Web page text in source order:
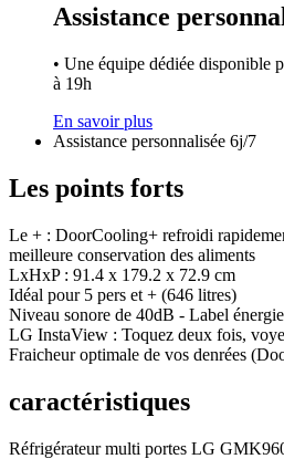
Assistance
• Une équipe dédiée disponible
à 19h
En savoir plus
Assistance personnalisée 6j/7
Les points forts
Le + : DoorCooling+ refroidi
meilleure conservation des aliments
LxHxP : 91.4 x 179.2 x 72.9 cm
Idéal pour 5 pers et + (646 litres)
Niveau sonore de 40dB - Label
LG InstaView : Toquez deux fois,
Fraicheur optimale de vos denrées
caractéristiques
Réfrigérateur multi portes LG